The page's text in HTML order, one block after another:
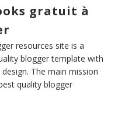
gratuit à
resources site is a
blogger template with
The main mission
quality blogger